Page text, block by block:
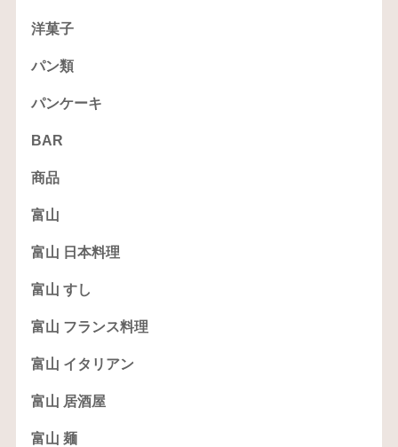
洋菓子
パン類
パンケーキ
BAR
商品
富山
富山 日本料理
富山 すし
富山 フランス料理
富山 イタリアン
富山 居酒屋
富山 麺